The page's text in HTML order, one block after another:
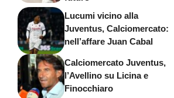
Lucumi vicino alla
Juventus, Calciomercato:
nell’affare Juan Cabal
Calciomercato Juventus,
l’Avellino su Licina e
Finocchiaro